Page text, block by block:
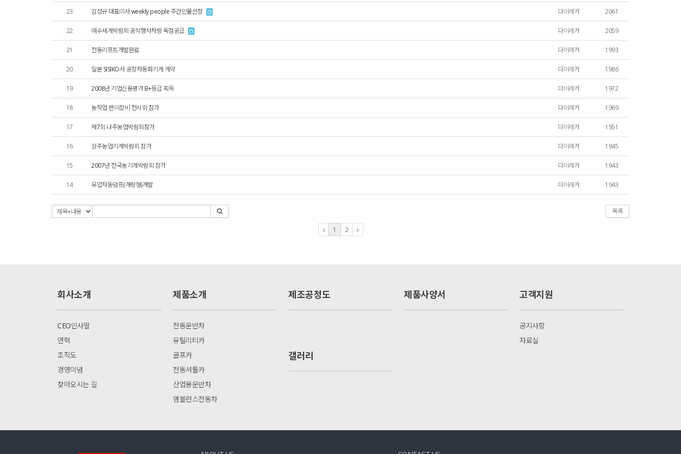
23 김성규 대표이사 weekly people 주간인물선정 다이레카 2061
22 여수세계박람회 공식행사차량 독점공급 다이레카 2059
21 전동리프트개발완료 다이레카 1993
20 일본 SISIKO사 공장자동화기계 계약 다이레카 1986
19 2008년 기업신용평가 B+등급 획득 다이레카 1972
18 농작업 편이장비 전시회 참가 다이레카 1969
17 제7회 나주농업박람회참가 다이레카 1951
16 상주농업기계박람회 참가 다이레카 1945
15 2007년 전국농기계박람회 참가 다이레카 1943
14 유압자동덤프(개량형)개발 다이레카 1943
목록
1 2
회사소개
CEO인사말
연혁
조직도
경영이념
찾아오시는 길
제품소개
전동운반차
유틸리티카
골프카
전동셔틀카
산업용운반차
앰블런스전동차
제조공정도 제품사양서 고객지원
공지사항
자료실
갤러리